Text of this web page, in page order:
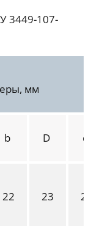
3449-107-
мм
b D d
22 23 22